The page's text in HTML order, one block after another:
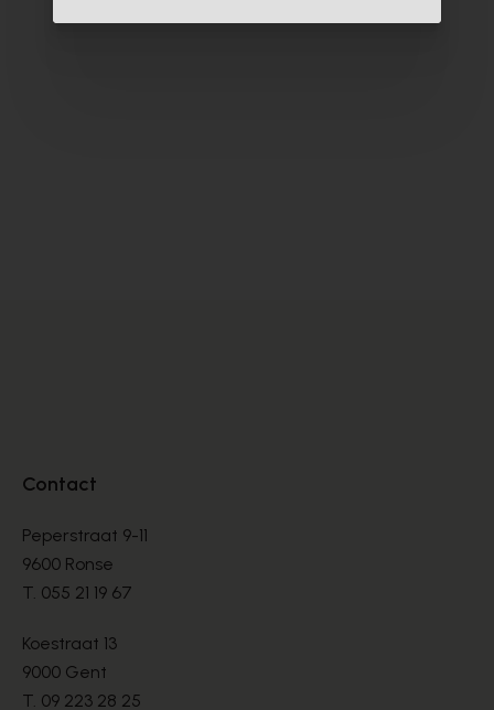
Contact
Peperstraat 9-11
9600 Ronse
T. 055 21 19 67
Koestraat 13
9000 Gent
T. 09 223 28 25